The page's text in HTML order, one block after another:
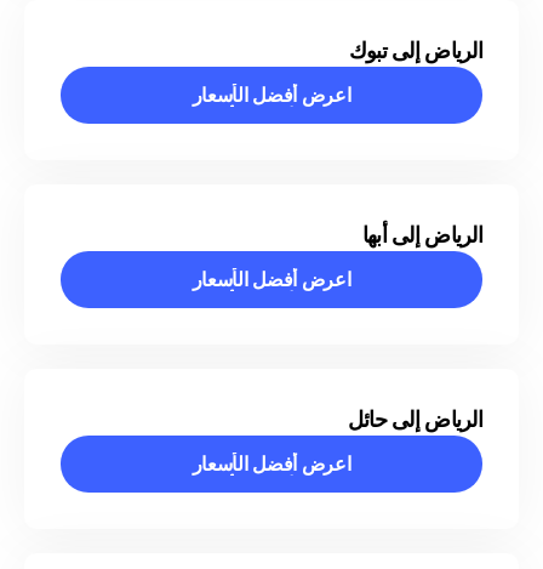
الرياض إلى تبوك
اعرض أفضل الأسعار
اعرض أفضل الأسعار
الرياض إلى أبها
اعرض أفضل الأسعار
اعرض أفضل الأسعار
الرياض إلى حائل
اعرض أفضل الأسعار
اعرض أفضل الأسعار